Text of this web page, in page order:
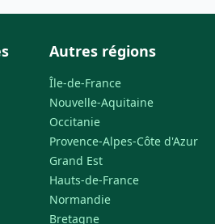
Autres régions
Île-de-France
Nouvelle-Aquitaine
Occitanie
Provence-Alpes-Côte d'Azur
Grand Est
Hauts-de-France
Normandie
Bretagne